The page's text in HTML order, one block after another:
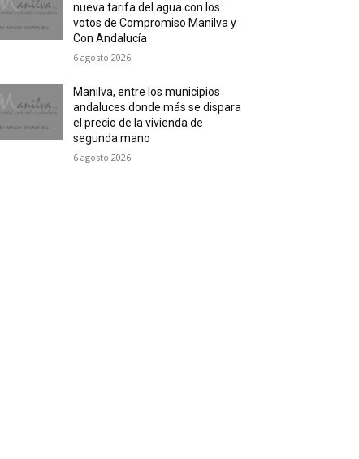
nueva tarifa del agua con los
votos de Compromiso Manilva y
Con Andalucía
6 agosto 2026
Manilva, entre los municipios
andaluces donde más se dispara
el precio de la vivienda de
segunda mano
6 agosto 2026